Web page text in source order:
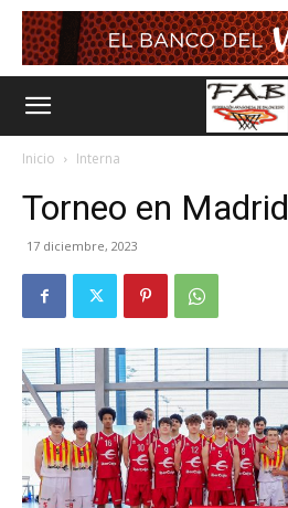
Inicio Interna
Torneo en Madrid
17 diciembre, 2023